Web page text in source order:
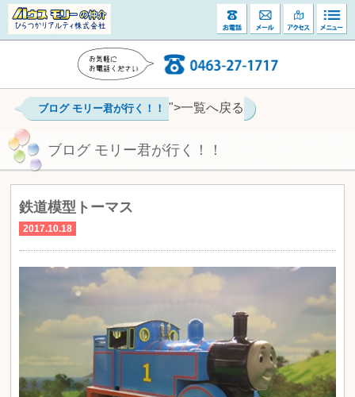
ブログ モリー君が行く！！ ">一覧へ戻る
ブログ モリー君が行く！！
鉄道模型トーマス
2017.10.18